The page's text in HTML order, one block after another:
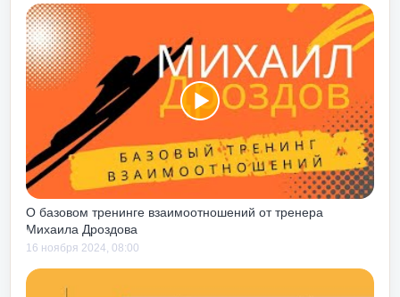
под дых». На
сходить
в
картинку
происходит на
Центром, тренинг
стал для меня,
В легкой,
форме с
рассказано
О базовом тренинге взаимоотношений от тренера
Михаила Дроздова
16 ноября 2024, 08:00